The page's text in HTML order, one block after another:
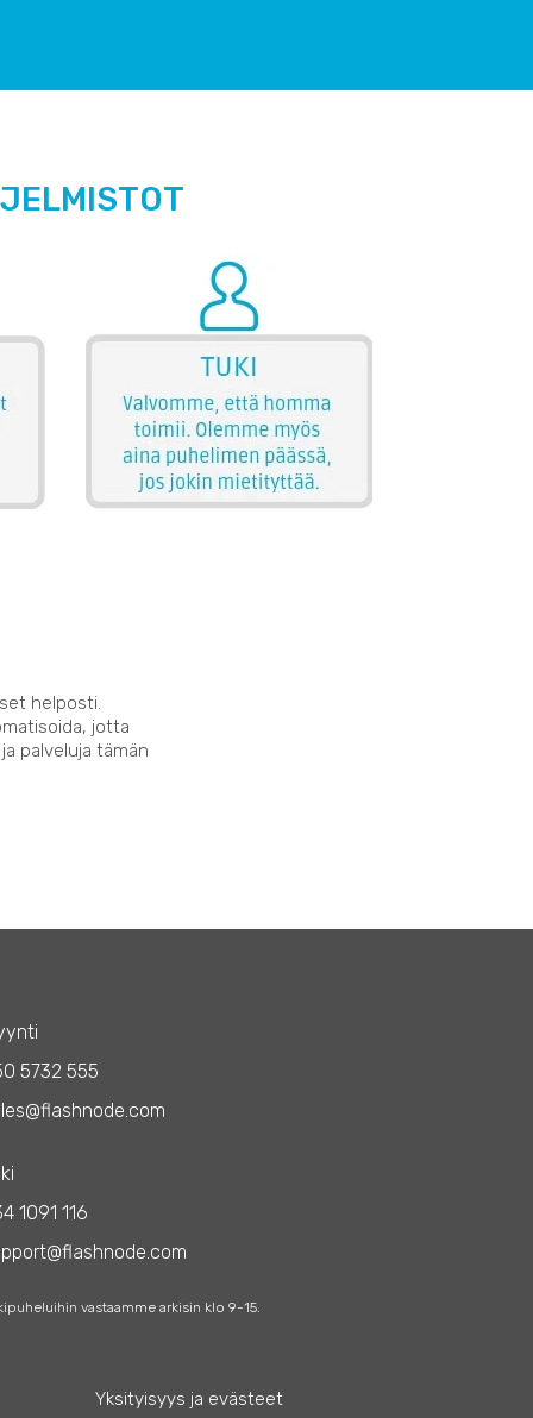
helposti.
jotta
palveluja tämän
5732 555
1091 116
vastaamme arkisin klo 9-15.
Yksityisyys ja evästeet